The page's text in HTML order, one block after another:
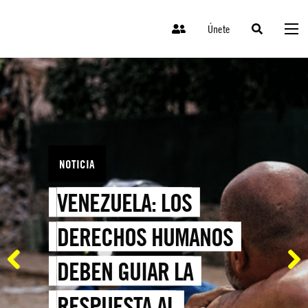
Únete
NOTICIA
VENEZUELA: LOS
DERECHOS HUMANOS
DEBEN GUIAR LA
Previous Next